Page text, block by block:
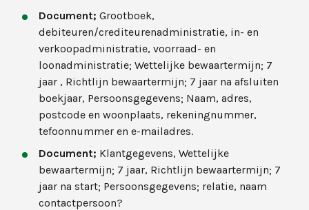
Document; Grootboek,
debiteuren/crediteurenadministratie, in- en
verkoopadministratie, voorraad- en
loonadministratie; Wettelijke bewaartermijn; 7
jaar , Richtlijn bewaartermijn; 7 jaar na afsluiten
boekjaar, Persoonsgegevens; Naam, adres,
postcode en woonplaats, rekeningnummer,
tefoonnummer en e-mailadres.
Document; Klantgegevens, Wettelijke
bewaartermijn; 7 jaar, Richtlijn bewaartermijn; 7
jaar na start; Persoonsgegevens; relatie, naam
contactpersoon?